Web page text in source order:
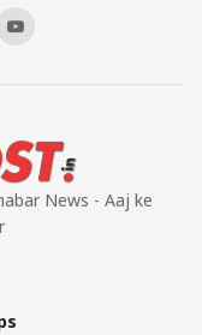
News - Aaj ke